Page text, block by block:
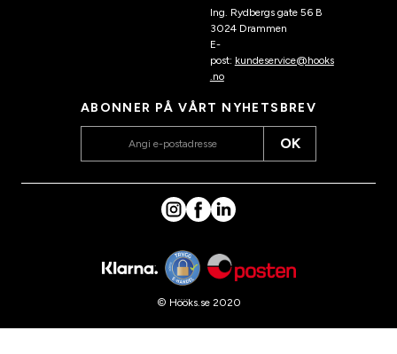
Ing. Rydbergs gate 56 B
3024 Drammen
E-
post: kundeservice@hooks
.no
ABONNER PÅ VÅRT NYHETSBREV
OK
© Hööks.se 2020